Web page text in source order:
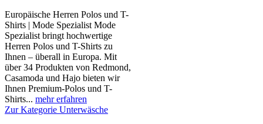
Europäische Herren Polos und T-
Shirts | Mode Spezialist Mode
Spezialist bringt hochwertige
Herren Polos und T-Shirts zu
Ihnen – überall in Europa. Mit
über 34 Produkten von Redmond,
Casamoda und Hajo bieten wir
Ihnen Premium-Polos und T-
Shirts... mehr erfahren
Zur Kategorie Unterwäsche